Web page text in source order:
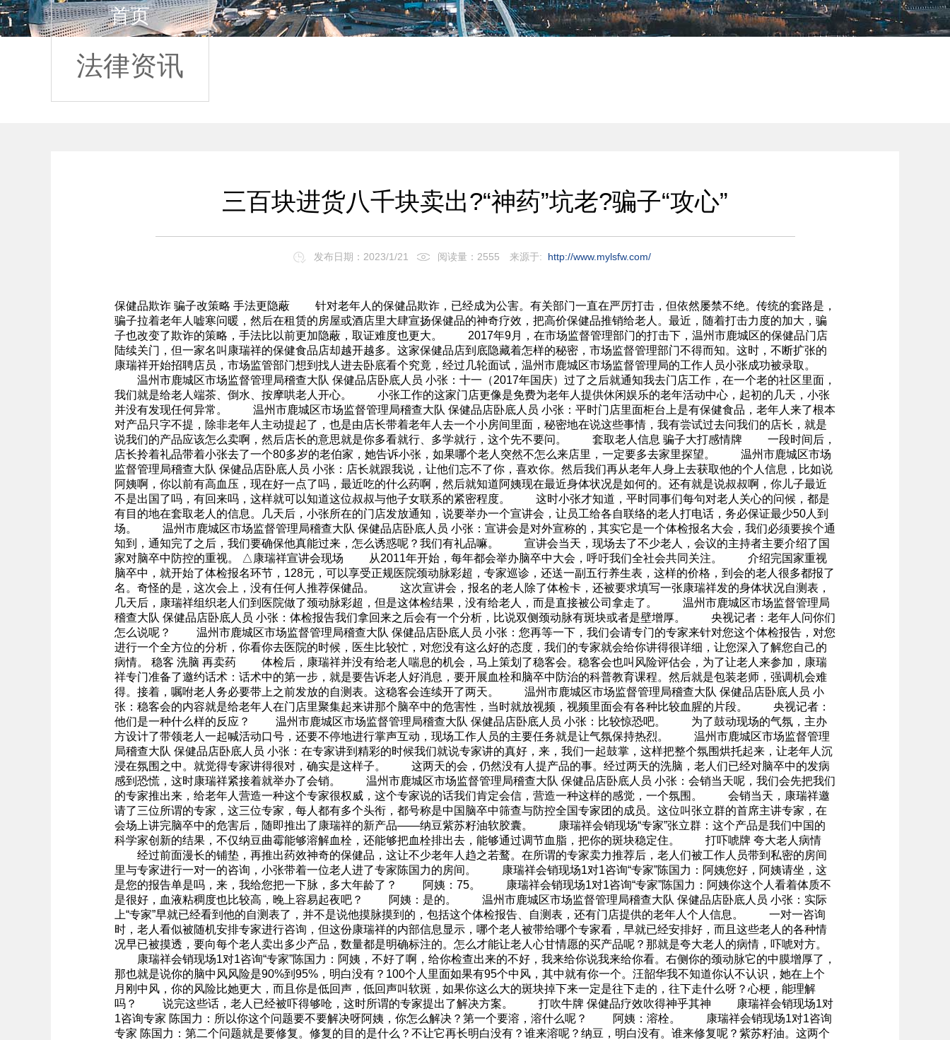
首页
法律资讯
三百块进货八千块卖出?“神药”坑老?骗子“攻心”
发布日期：2023/1/21 阅读量：2555 来源于: http://www.mylsfw.com/
保健品欺诈 骗子改策略 手法更隐蔽 针对老年人的保健品欺诈，已经成为公害。有关部门一直在严厉打击，但依然屡禁不绝。传统的套路是，
骗子拉着老年人嘘寒问暖，然后在租赁的房屋或酒店里大肆宣扬保健品的神奇疗效，把高价保健品推销给老人。最近，随着打击力度的加大，骗
子也改变了欺诈的策略，手法比以前更加隐蔽，取证难度也更大。 2017年9月，在市场监督管理部门的打击下，温州市鹿城区的保健品门店
陆续关门，但一家名叫康瑞祥的保健食品店却越开越多。这家保健品店到底隐藏着怎样的秘密，市场监督管理部门不得而知。这时，不断扩张的
康瑞祥开始招聘店员，市场监管部门想到找人进去卧底看个究竟，经过几轮面试，温州市鹿城区市场监督管理局的工作人员小张成功被录取。
温州市鹿城区市场监督管理局稽查大队 保健品店卧底人员 小张：十一（2017年国庆）过了之后就通知我去门店工作，在一个老的社区里面，
我们就是给老人端茶、倒水、按摩哄老人开心。 小张工作的这家门店更像是免费为老年人提供休闲娱乐的老年活动中心，起初的几天，小张
并没有发现任何异常。 温州市鹿城区市场监督管理局稽查大队 保健品店卧底人员 小张：平时门店里面柜台上是有保健食品，老年人来了根本
对产品只字不提，除非老年人主动提起了，也是由店长带着老年人去一个小房间里面，秘密地在说这些事情，我有尝试过去问我们的店长，就是
说我们的产品应该怎么卖啊，然后店长的意思就是你多看就行、多学就行，这个先不要问。 套取老人信息 骗子大打感情牌 一段时间后，
店长拎着礼品带着小张去了一个80多岁的老伯家，她告诉小张，如果哪个老人突然不怎么来店里，一定要多去家里探望。 温州市鹿城区市场
监督管理局稽查大队 保健品店卧底人员 小张：店长就跟我说，让他们忘不了你，喜欢你。然后我们再从老年人身上去获取他的个人信息，比如说
阿姨啊，你以前有高血压，现在好一点了吗，最近吃的什么药啊，然后就知道阿姨现在最近身体状况是如何的。还有就是说叔叔啊，你儿子最近
不是出国了吗，有回来吗，这样就可以知道这位叔叔与他子女联系的紧密程度。 这时小张才知道，平时同事们每句对老人关心的问候，都是
有目的地在套取老人的信息。几天后，小张所在的门店发放通知，说要举办一个宣讲会，让员工给各自联络的老人打电话，务必保证最少50人到
场。 温州市鹿城区市场监督管理局稽查大队 保健品店卧底人员 小张：宣讲会是对外宣称的，其实它是一个体检报名大会，我们必须要挨个通
知到，通知完了之后，我们要确保他真能过来，怎么诱惑呢？我们有礼品嘛。 宣讲会当天，现场去了不少老人，会议的主持者主要介绍了国
家对脑卒中防控的重视。 △康瑞祥宣讲会现场 从2011年开始，每年都会举办脑卒中大会，呼吁我们全社会共同关注。 介绍完国家重视
脑卒中，就开始了体检报名环节，128元，可以享受正规医院颈动脉彩超，专家巡诊，还送一副五行养生表，这样的价格，到会的老人很多都报了
名。奇怪的是，这次会上，没有任何人推荐保健品。 这次宣讲会，报名的老人除了体检卡，还被要求填写一张康瑞祥发的身体状况自测表，
几天后，康瑞祥组织老人们到医院做了颈动脉彩超，但是这体检结果，没有给老人，而是直接被公司拿走了。 温州市鹿城区市场监督管理局
稽查大队 保健品店卧底人员 小张：体检报告我们拿回来之后会有一个分析，比说双侧颈动脉有斑块或者是壁增厚。 央视记者：老年人问你们
怎么说呢？ 温州市鹿城区市场监督管理局稽查大队 保健品店卧底人员 小张：您再等一下，我们会请专门的专家来针对您这个体检报告，对您
进行一个全方位的分析，你看你去医院的时候，医生比较忙，对您没有这么好的态度，我们的专家就会给你讲得很详细，让您深入了解您自己的
病情。 稳客 洗脑 再卖药 体检后，康瑞祥并没有给老人喘息的机会，马上策划了稳客会。稳客会也叫风险评估会，为了让老人来参加，康瑞
祥专门准备了邀约话术：话术中的第一步，就是要告诉老人好消息，要开展血栓和脑卒中防治的科普教育课程。然后就是包装老师，强调机会难
得。接着，嘱咐老人务必要带上之前发放的自测表。这稳客会连续开了两天。 温州市鹿城区市场监督管理局稽查大队 保健品店卧底人员 小
张：稳客会的内容就是给老年人在门店里聚集起来讲那个脑卒中的危害性，当时就放视频，视频里面会有各种比较血腥的片段。 央视记者：
他们是一种什么样的反应？ 温州市鹿城区市场监督管理局稽查大队 保健品店卧底人员 小张：比较惊恐吧。 为了鼓动现场的气氛，主办
方设计了带领老人一起喊活动口号，还要不停地进行掌声互动，现场工作人员的主要任务就是让气氛保持热烈。 温州市鹿城区市场监督管理
局稽查大队 保健品店卧底人员 小张：在专家讲到精彩的时候我们就说专家讲的真好，来，我们一起鼓掌，这样把整个氛围烘托起来，让老年人沉
浸在氛围之中。就觉得专家讲得很对，确实是这样子。 这两天的会，仍然没有人提产品的事。经过两天的洗脑，老人们已经对脑卒中的发病
感到恐慌，这时康瑞祥紧接着就举办了会销。 温州市鹿城区市场监督管理局稽查大队 保健品店卧底人员 小张：会销当天呢，我们会先把我们
的专家推出来，给老年人营造一种这个专家很权威，这个专家说的话我们肯定会信，营造一种这样的感觉，一个氛围。 会销当天，康瑞祥邀
请了三位所谓的专家，这三位专家，每人都有多个头衔，都号称是中国脑卒中筛查与防控全国专家团的成员。这位叫张立群的首席主讲专家，在
会场上讲完脑卒中的危害后，随即推出了康瑞祥的新产品——纳豆紫苏籽油软胶囊。 康瑞祥会销现场“专家”张立群：这个产品是我们中国的
科学家创新的结果，不仅纳豆曲霉能够溶解血栓，还能够把血栓排出去，能够通过调节血脂，把你的斑块稳定住。 打吓唬牌 夸大老人病情
经过前面漫长的铺垫，再推出药效神奇的保健品，这让不少老年人趋之若鹜。在所谓的专家卖力推荐后，老人们被工作人员带到私密的房间
里与专家进行一对一的咨询，小张带着一位老人进了专家陈国力的房间。 康瑞祥会销现场1对1咨询“专家”陈国力：阿姨您好，阿姨请坐，这
是您的报告单是吗，来，我给您把一下脉，多大年龄了？ 阿姨：75。 康瑞祥会销现场1对1咨询“专家”陈国力：阿姨你这个人看着体质不
是很好，血液粘稠度也比较高，晚上容易起夜吧？ 阿姨：是的。 温州市鹿城区市场监督管理局稽查大队 保健品店卧底人员 小张：实际
上“专家”早就已经看到他的自测表了，并不是说他摸脉摸到的，包括这个体检报告、自测表，还有门店提供的老年人个人信息。 一对一咨询
时，老人看似被随机安排专家进行咨询，但这份康瑞祥的内部信息显示，哪个老人被带给哪个专家看，早就已经安排好，而且这些老人的各种情
况早已被摸透，要向每个老人卖出多少产品，数量都是明确标注的。怎么才能让老人心甘情愿的买产品呢？那就是夸大老人的病情，吓唬对方。
康瑞祥会销现场1对1咨询“专家”陈国力：阿姨，不好了啊，给你检查出来的不好，我来给你说我来给你看。右侧你的颈动脉它的中膜增厚了，
那也就是说你的脑中风风险是90%到95%，明白没有？100个人里面如果有95个中风，其中就有你一个。汪韶华我不知道你认不认识，她在上个
月刚中风，你的风险比她更大，而且你是低回声，低回声叫软斑，如果你这么大的斑块掉下来一定是往下走的，往下走什么呀？心梗，能理解
吗？ 说完这些话，老人已经被吓得够呛，这时所谓的专家提出了解决方案。 打吹牛牌 保健品疗效吹得神乎其神 康瑞祥会销现场1对
1咨询专家 陈国力：所以你这个问题要不要解决呀阿姨，你怎么解决？第一个要溶，溶什么呢？ 阿姨：溶栓。 康瑞祥会销现场1对1咨询
专家 陈国力：第二个问题就是要修复。修复的目的是什么？不让它再长明白没有？谁来溶呢？纳豆，明白没有。谁来修复呢？紫苏籽油。这两个